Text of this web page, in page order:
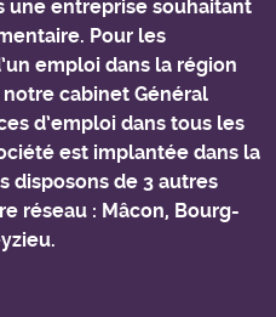
une entreprise souhaitant
Pour les
emploi dans la région
cabinet Général
d’emploi dans tous les
est implantée dans la
disposons de 3 autres
réseau : Mâcon, Bourg-